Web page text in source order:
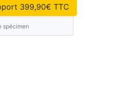
399,90€ TTC
spécimen